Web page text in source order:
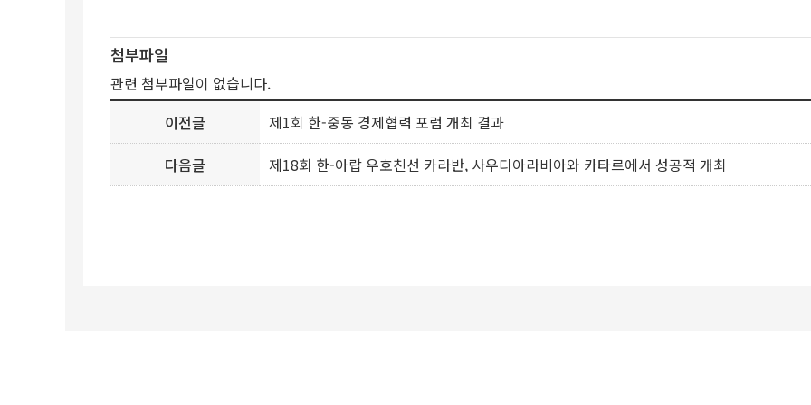
첨부파일
관련 첨부파일이 없습니다.
이전글
제1회 한-중동 경제협력 포럼 개최 결과
다음글
제18회 한-아랍 우호친선 카라반, 사우디아라비아와 카타르에서 성공적 개최